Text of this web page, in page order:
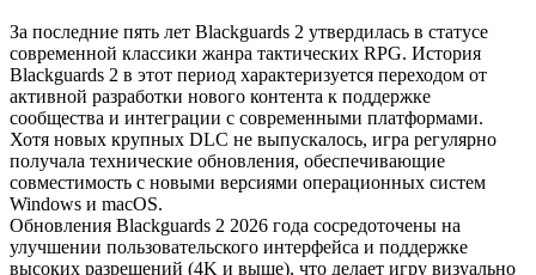
За последние пять лет Blackguards 2 утвердилась в статусе
современной классики жанра тактических RPG. История
Blackguards 2 в этот период характеризуется переходом от
активной разработки нового контента к поддержке
сообщества и интеграции с современными платформами.
Хотя новых крупных DLC не выпускалось, игра регулярно
получала технические обновления, обеспечивающие
совместимость с новыми версиями операционных систем
Windows и macOS.
Обновления Blackguards 2 2026 года сосредоточены на
улучшении пользовательского интерфейса и поддержке
высоких разрешений (4K и выше), что делает игру визуально